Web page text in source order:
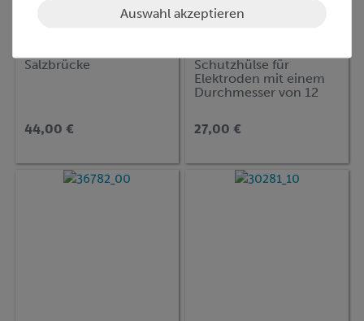
Salzbrücke
44,00 €
Schutzhülse für
Elektroden mit einem
Durchmesser von 12
27,00 €
Auswahl akzeptieren